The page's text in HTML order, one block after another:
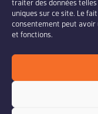
traiter des données
uniques sur ce site. Le
consentement peut
et fonctions.